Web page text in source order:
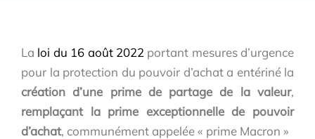
La loi du 16 août 2022 portant mesures d’urgence
pour la protection du pouvoir d’achat a entériné la
création d’une prime de partage de la valeur,
remplaçant la prime exceptionnelle de pouvoir
d’achat, communément appelée « prime Macron »